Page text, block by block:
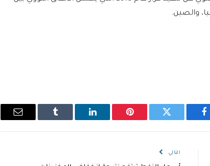
والصين.
فيسبوك تويتر بينتيريستلينكدإن Tumblr
البريد
التالي